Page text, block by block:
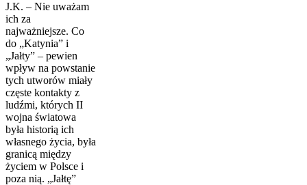
J.K. – Nie uważam
ich za
najważniejsze. Co
do „Katynia” i
„Jałty” – pewien
wpływ na powstanie
tych utworów miały
częste kontakty z
ludźmi, których II
wojna światowa
była historią ich
własnego życia, była
granicą między
życiem w Polsce i
poza nią. „Jałtę”